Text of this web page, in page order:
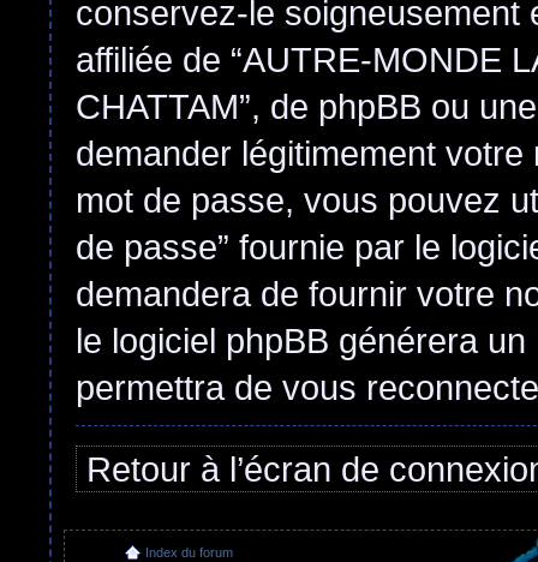
conservez-le soigneusement
affiliée de “AUTRE-MONDE
CHATTAM”, de phpBB ou
demander légitimement
mot de passe, vous pouvez
de passe” fournie par le
demandera de fournir votre
le logiciel phpBB générera
permettra de vous
Retour à l’écran de
Index du forum